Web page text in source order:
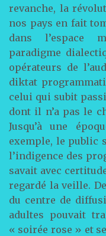
revanche, la
nos pays en fait
dans l’espace
paradigme
opérateurs de
diktat
celui qui subit
dont il n’a pas le
Jusqu’à une
exemple, le public
l’indigence des
savait avec
regardé la veille.
du centre de
adultes pouvait
« soirée rose » et